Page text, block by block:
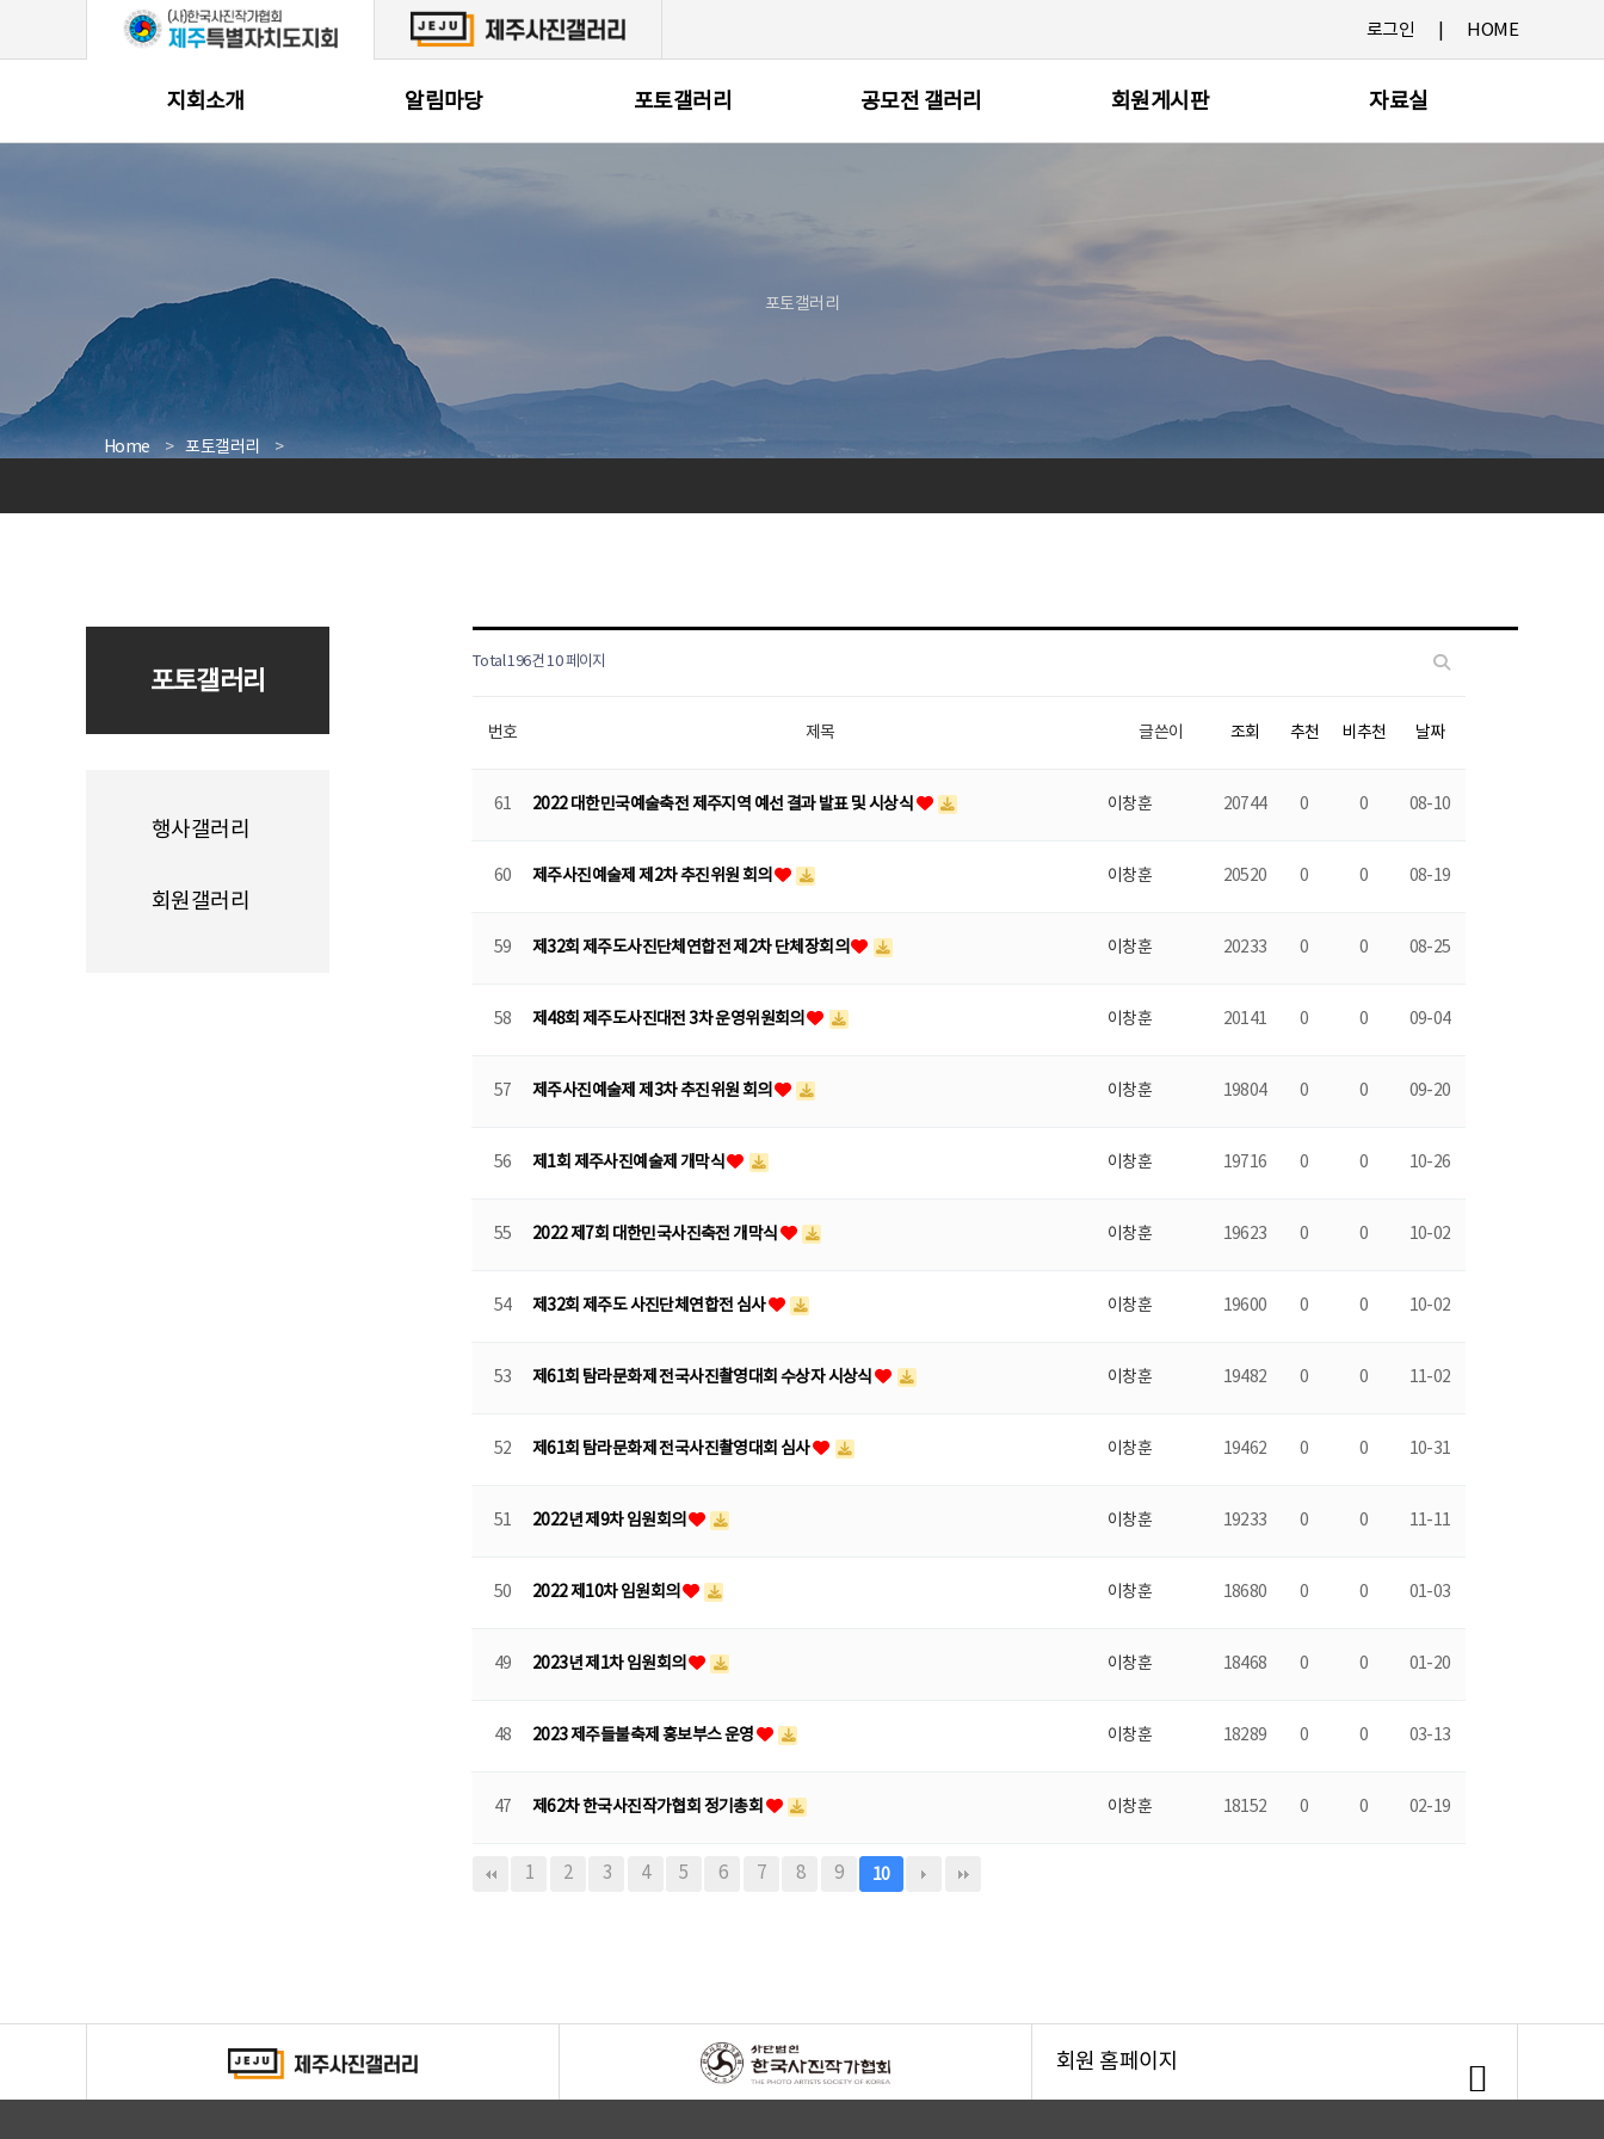
로그인 HOME
지회소개 알림마당 포토갤러리 공모전 갤러리 회원게시판 자료실
포토갤러리
Home 포토갤러리
포토갤러리
행사갤러리
회원갤러리
Total 196건10 페이지
번호 제목 글쓴이 조회 추천 비추천 날짜
61 2022 대한민국예술축전 제주지역 예선 결과 발표 및 시상식 이창훈 20744 0 0 08-10
60 제주사진예술제 제2차 추진위원 회의 이창훈 20520 0 0 08-19
59 제32회 제주도사진단체연합전 제2차 단체장회의 이창훈 20233 0 0 08-25
58 제48회 제주도사진대전 3차 운영위원회의 이창훈 20141 0 0 09-04
57 제주사진예술제 제3차 추진위원 회의 이창훈 19804 0 0 09-20
56 제1회 제주사진예술제 개막식 이창훈 19716 0 0 10-26
55 2022 제7회 대한민국사진축전 개막식 이창훈 19623 0 0 10-02
54 제32회 제주도 사진단체연합전 심사 이창훈 19600 0 0 10-02
53 제61회 탐라문화제 전국사진촬영대회 수상자 시상식 이창훈 19482 0 0 11-02
52 제61회 탐라문화제 전국사진촬영대회 심사 이창훈 19462 0 0 10-31
51 2022년 제9차 임원회의 이창훈 19233 0 0 11-11
50 2022 제10차 임원회의 이창훈 18680 0 0 01-03
49 2023년 제1차 임원회의 이창훈 18468 0 0 01-20
48 2023 제주들불축제 홍보부스 운영 이창훈 18289 0 0 03-13
47 제62차 한국사진작가협회 정기총회 이창훈 18152 0 0 02-19
1 2 3 4 5 6 7 8 9 10
회원 홈페이지